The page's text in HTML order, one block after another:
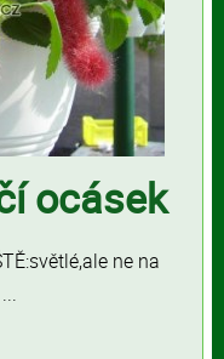
ocásek
ne na